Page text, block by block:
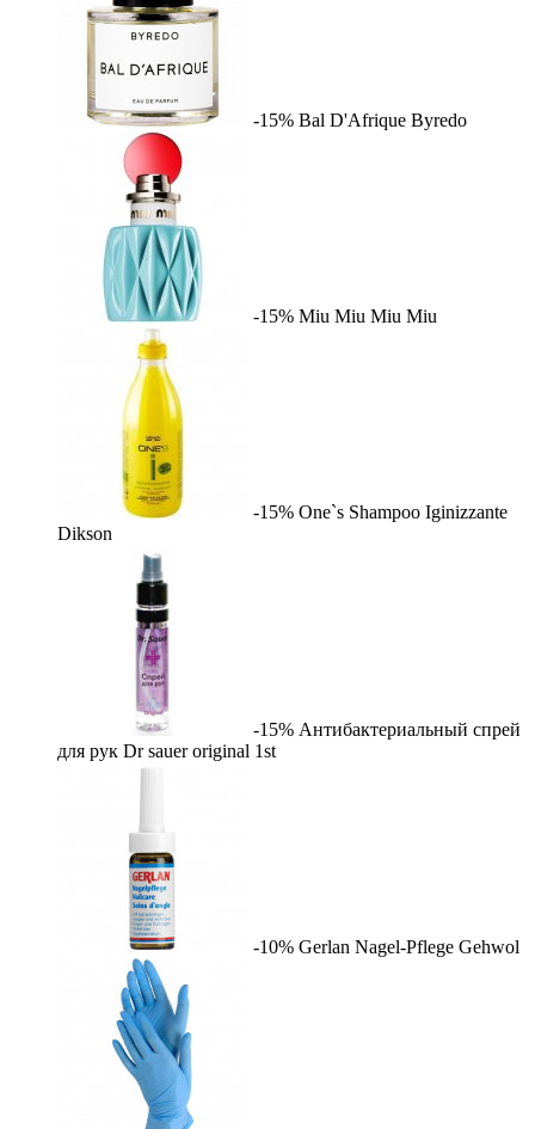
-15% Bal D'Afrique Byredo
-15% Miu Miu Miu Miu
-15% One`s Shampoo Iginizzante
Dikson
-15% Антибактериальный спрей
для рук Dr sauer original 1st
-10% Gerlan Nagel-Pflege Gehwol